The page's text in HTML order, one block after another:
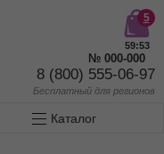
8 (800) 555-06-97
Бесплатный для регионов
5
59:53
№ 000-000
Каталог